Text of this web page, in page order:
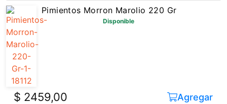
Pimientos Morron Marolio 220 Gr
Disponible
$ 2459,00 Agregar